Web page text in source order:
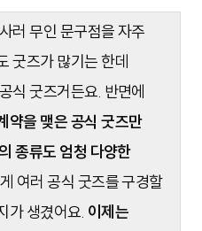
러 무인 문구점을 자주
굿즈가 많기는 한데
식 굿즈거든요. 반면에
약을 맺은 공식 굿즈만
종류도 엄청 다양한
여러 공식 굿즈를 구경할
가 생겼어요. 이제는